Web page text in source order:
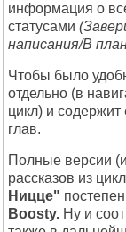
информация о
статусами
написания/В
Чтобы было
отдельно (в
цикл) и содержит
глав.
Полные версии
рассказов из
Ницце"
Boosty. Ну и